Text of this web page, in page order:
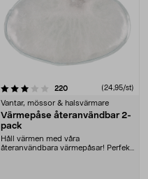
220recensioner(24,95/st)
Vantar, mössor & halsvärmare
Värmepåse återanvändbar 2-
pack
Håll värmen med våra
återanvändbara värmepåsar! Perfekt